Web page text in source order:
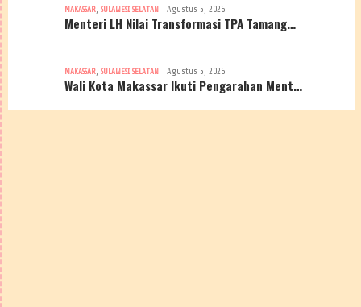
MAKASSAR, SULAWESI SELATAN Agustus 5, 2026
Menteri LH Nilai Transformasi TPA Tamang…
MAKASSAR, SULAWESI SELATAN Agustus 5, 2026
Wali Kota Makassar Ikuti Pengarahan Ment…